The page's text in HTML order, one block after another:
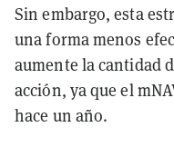
Sin embargo, esta
una forma menos
aumente la cantidad
acción, ya que el
hace un año.